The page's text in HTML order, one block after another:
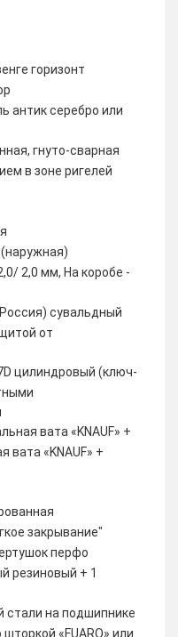
горизонт
антик серебро или
гнуто-сварная
в зоне ригелей
2,0 мм, На коробе -
сувальдный
от
цилиндровый (ключ-
вата «KNAUF» +
вата «KNAUF» +
закрывание"
перфо
резиновый + 1
стали на подшипнике
«FUARO» или